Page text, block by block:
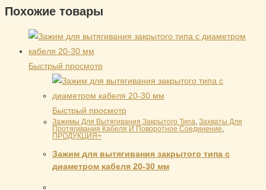
Похожие товары
Быстрый просмотр
Быстрый просмотр
Зажимы Для Вытягивания Закрытого Типа, Захваты Для
Протягивания Кабеля И Поворотное Соединение,
ПРОДУКЦИЯ+
Зажим для вытягивания закрытого типа с
диаметром кабеля 20-30 мм